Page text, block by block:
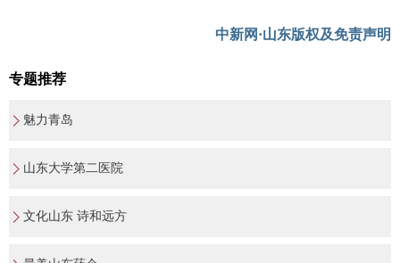
中新网·山东版权及免责声明
专题推荐
魅力青岛
山东大学第二医院
文化山东 诗和远方